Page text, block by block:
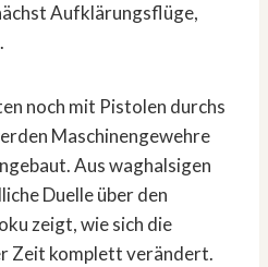
Aufklärungsflüge,
noch mit Pistolen durchs
Maschinengewehre
Aus waghalsigen
Duelle über den
zeigt, wie sich die
Zeit komplett verändert.